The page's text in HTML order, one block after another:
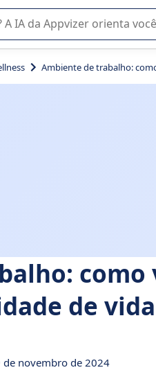
no uso ou na seleção de
Ambiente de trabalho:
como
de
de novembro de 2024